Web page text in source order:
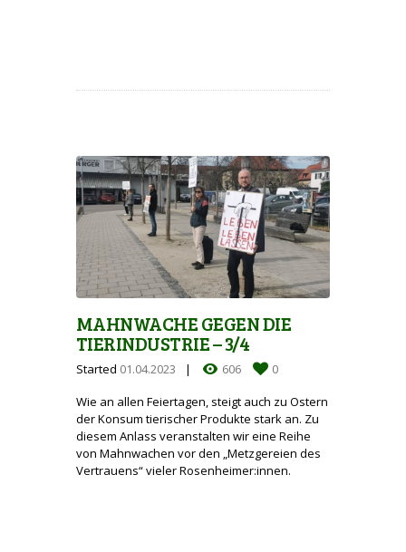
MAHNWACHE GEGEN DIE
TIERINDUSTRIE – 3/4
Started 01.04.2023 606 0
Wie an allen Feiertagen, steigt auch zu Ostern
der Konsum tierischer Produkte stark an. Zu
diesem Anlass veranstalten wir eine Reihe
von Mahnwachen vor den „Metzgereien des
Vertrauens“ vieler Rosenheimer:innen.